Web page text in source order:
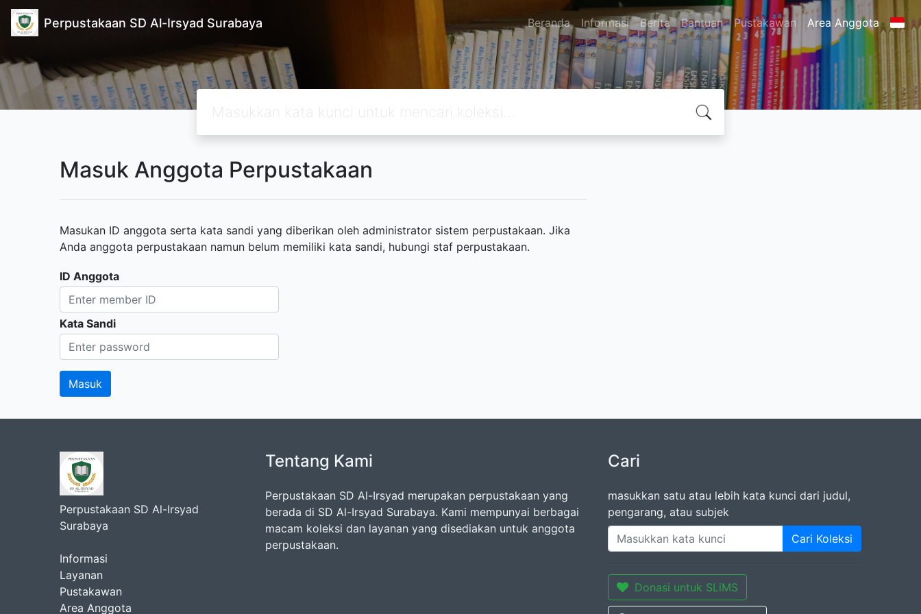
Perpustakaan SD Al-Irsyad Surabaya Beranda Informasi Berita Bantuan Pustakawan Area Anggota
Masuk Anggota Perpustakaan
Masukan ID anggota serta kata sandi yang diberikan oleh administrator sistem perpustakaan. Jika
Anda anggota perpustakaan namun belum memiliki kata sandi, hubungi staf perpustakaan.
ID Anggota
Kata Sandi
Perpustakaan SD Al-Irsyad
Surabaya
Informasi
Layanan
Pustakawan
Area Anggota
Tentang Kami
Perpustakaan SD Al-Irsyad merupakan perpustakaan yang
berada di SD Al-Irsyad Surabaya. Kami mempunyai berbagai
macam koleksi dan layanan yang disediakan untuk anggota
perpustakaan.
Cari
masukkan satu atau lebih kata kunci dari judul,
pengarang, atau subjek
Cari Koleksi
Donasi untuk SLiMS